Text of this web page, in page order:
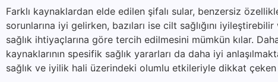
Farklı kaynaklardan elde edilen şifalı sular, benzersiz
sorunlarına iyi gelirken, bazıları ise cilt sağlığını
sağlık ihtiyaçlarına göre tercih edilmesini mümkün kılar.
kaynaklarının spesifik sağlık yararları da daha iyi
sağlık ve iyilik hali üzerindeki olumlu etkileriyle dikkat